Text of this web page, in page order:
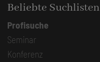
Beliebte Suchlisten
Profisuche
Seminar
Konferenz